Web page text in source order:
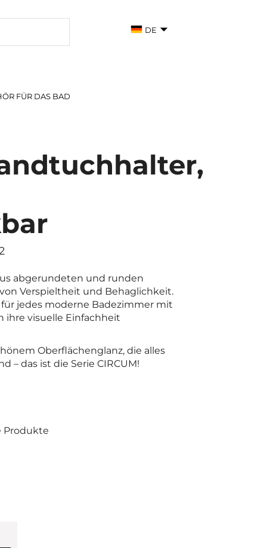
DE
FÜR DAS BAD
abgerundeten und runden
Verspieltheit und Behaglichkeit.
für jedes moderne Badezimmer mit
ihre visuelle Einfachheit
Oberflächenglanz, die alles
– das ist die Serie CIRCUM!
Produkte